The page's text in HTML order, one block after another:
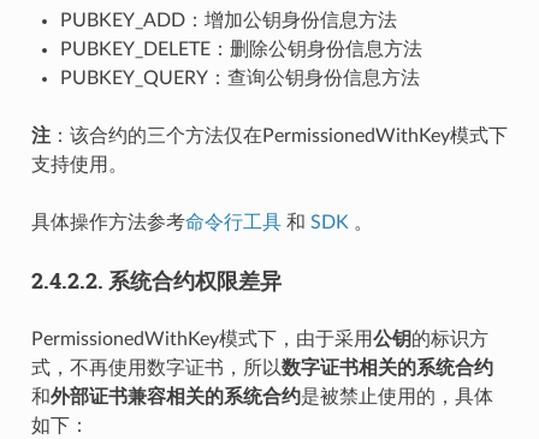
PUBKEY_ADD：增加公钥身份信息方法
PUBKEY_DELETE：删除公钥身份信息方法
PUBKEY_QUERY：查询公钥身份信息方法
注：该合约的三个方法仅在PermissionedWithKey模式下
支持使用。
具体操作方法参考命令行工具和 SDK 。
2.4.2.2. 系统合约权限差异
PermissionedWithKey模式下，由于采用公钥的标识方
式，不再使用数字证书，所以数字证书相关的系统合约
和外部证书兼容相关的系统合约是被禁止使用的，具体
如下：